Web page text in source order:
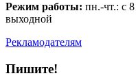
Режим работы: пн.-чт.: с
выходной
Рекламодателям
Пишите!